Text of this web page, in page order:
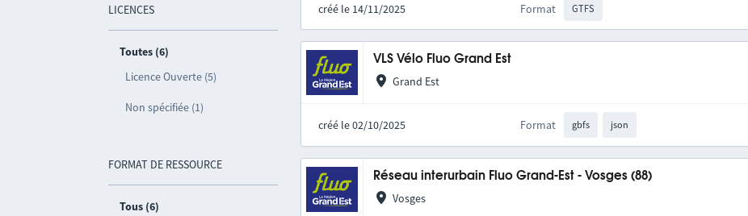
LICENCES
Toutes (6)
Licence Ouverte (5)
Non spécifiée (1)
FORMAT DE RESSOURCE
Tous (6)
créé le 14/11/2025 Format GTFS
VLS Vélo Fluo Grand Est
Grand Est
créé le 02/10/2025 Format gbfs json
Réseau interurbain Fluo Grand-Est - Vosges (88)
Vosges